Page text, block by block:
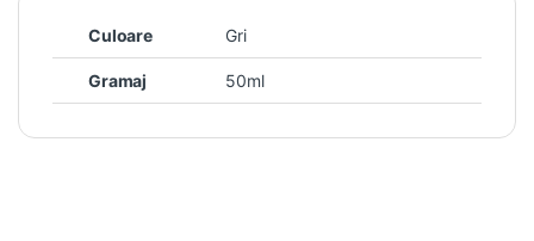
Culoare Gri
Gramaj 50ml